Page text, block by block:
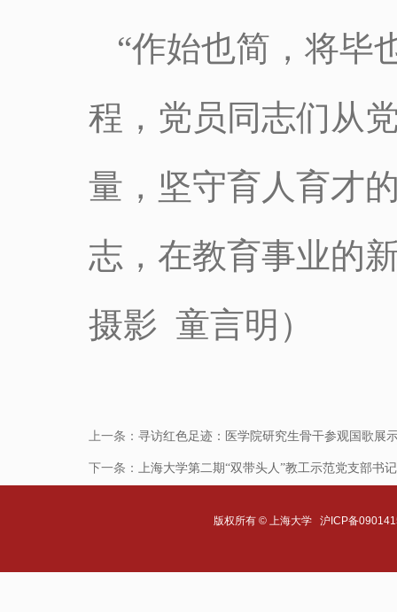
“作始也简，将毕
程，党员同志们从
量，坚守育人育才
志，在教育事业的
摄影 童言明）
上一条： 寻访红色足迹：医学院研究生骨干参观国歌展
下一条： 上海大学第二期“双带头人”教工示范党支部书
版权所有 ©上海大学 沪ICP备